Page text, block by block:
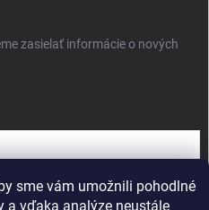
sme vám umožnili pohodlné
a vďaka analýze neustále
zasielať informácie o nových
ochrany osobných údajov